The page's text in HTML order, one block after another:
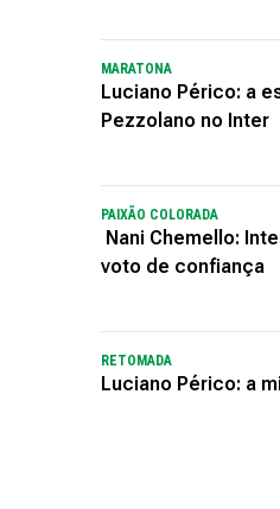
MARATONA
Luciano Périco: a
Pezzolano no Inter
PAIXÃO COLORADA
Nani Chemello:
voto de confiança
RETOMADA
Luciano Périco: a